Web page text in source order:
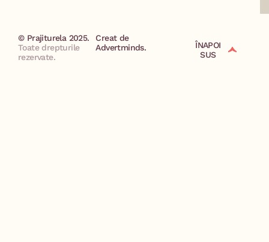
© Prajiturela 2025.
Toate drepturile
rezervate.
Creat de
Advertminds.
ÎNAPOI
SUS